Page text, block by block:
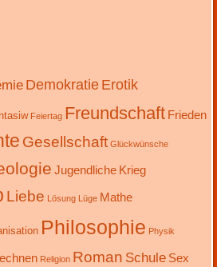
Demokratie Erotik
Feiertag Freundschaft Frieden
Gesellschaft Glückwünsche
Jugendliche Krieg
Liebe Lösung Lüge Mathe
Philosophie Physik
Religion Roman Schule Sex